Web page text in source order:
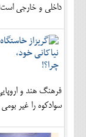
داخلی و خارجی
سوادکوه را غیر